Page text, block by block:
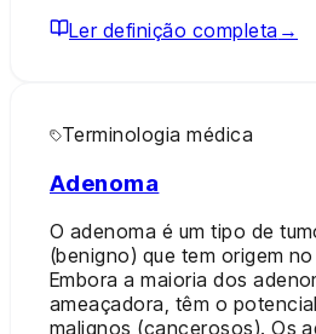
Ler definição completa →
Terminologia médica
Adenoma
O adenoma é um tipo de
(benigno) que tem origem
Embora a maioria dos
ameaçadora, têm o
malignos (cancerosos). Os